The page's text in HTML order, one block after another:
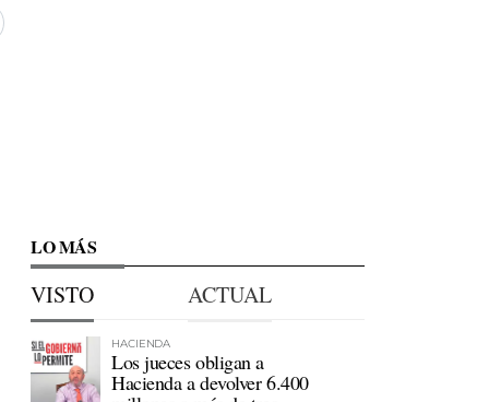
LO MÁS
VISTO ACTUAL
HACIENDA
Los jueces obligan a
Hacienda a devolver 6.400